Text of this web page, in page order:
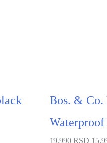
Bos. & Co.
Waterproof
19.990 RSD